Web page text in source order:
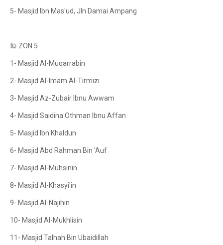
5- Masjid Ibn Mas'ud, Jln Damai Ampang
🕌 ZON 5
1- Masjid Al-Muqarrabin
2- Masjid Al-Imam Al-Tirmizi
3- Masjid Az-Zubair Ibnu Awwam
4- Masjid Saidina Othman Ibnu Affan
5- Masjid Ibn Khaldun
6- Masjid Abd Rahman Bin 'Auf
7- Masjid Al-Muhsinin
8- Masjid Al-Khasyi'in
9- Masjid Al-Najihin
10- Masjid Al-Mukhlisin
11- Masjid Talhah Bin Ubaidillah